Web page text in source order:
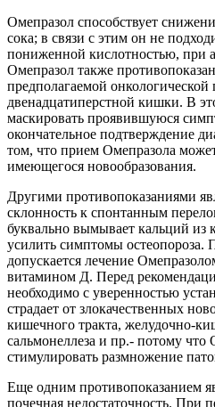
Омепразол способствует
сока; в связи с этим он не
пониженной кислотностью, при
Омепразол также
предполагаемой
двенадцатиперстной кишки. В
маскировать проявившуюся
окончательное подтверждение
том, что прием Омепразола
имеющегося новообразования.
Другими противопоказаниями
склонность к спонтанным
буквально вымывает кальций из
усилить симптомы остеопороза.
допускается лечение
витамином Д. Перед
необходимо с уверенностью
страдает от злокачественных
кишечного тракта, желудочно-
сальмонеллеза и пр.- потому что
стимулировать размножение
Еще одним противопоказанием
почечная недостаточность. При